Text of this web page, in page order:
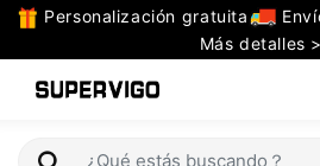
Personalización gratuita
Más detalles
TODAS
LAS
CATEGORIAS